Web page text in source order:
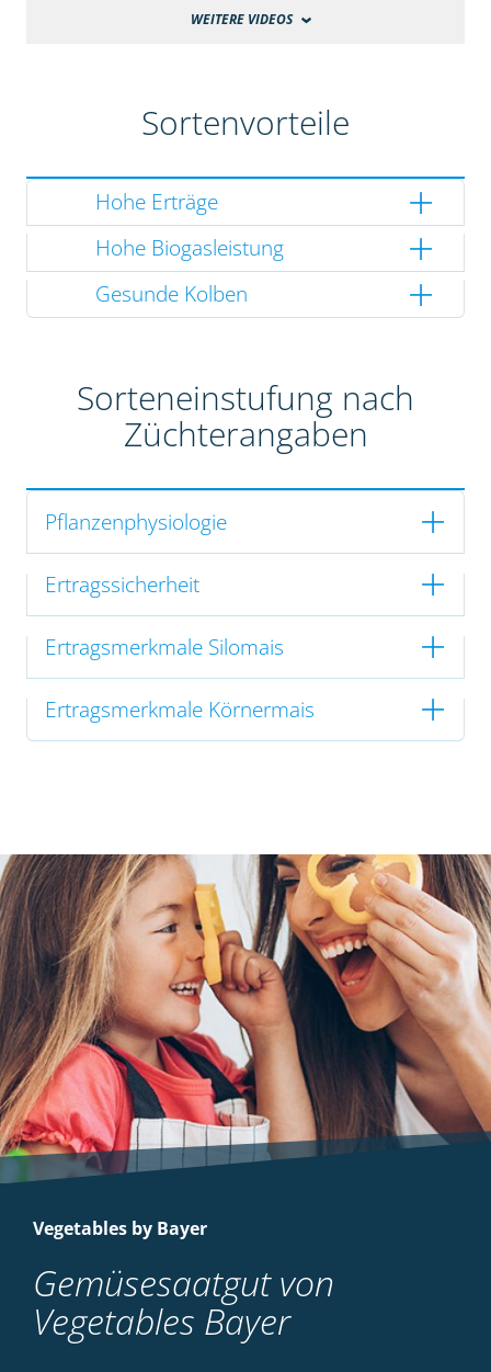
WEITERE VIDEOS
Sortenvorteile
Hohe Erträge
Hohe Biogasleistung
Gesunde Kolben
Sorteneinstufung nach
Züchterangaben
Pflanzenphysiologie
Ertragssicherheit
Ertragsmerkmale Silomais
Ertragsmerkmale Körnermais
Vegetables by Bayer
Gemüsesaatgut von
Vegetables Bayer